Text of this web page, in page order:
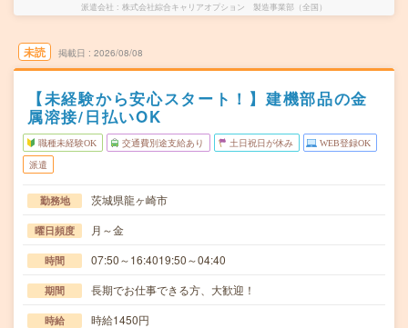
派遣会社 株式会社綜合キャリアオプション 製造事業部（全国）
未読 掲載日 2026/08/08
【未経験から安心スタート！】建機部品の金
属溶接/日払いOK
職種未経験OK 交通費別途支給あり 土日祝日が休み WEB登録OK
派遣
勤務地 茨城県龍ヶ崎市
曜日頻度 月～金
時間 07:50～16:4019:50～04:40
期間 長期でお仕事できる方、大歓迎！
時給 時給1450円